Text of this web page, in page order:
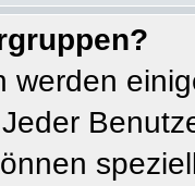
werden